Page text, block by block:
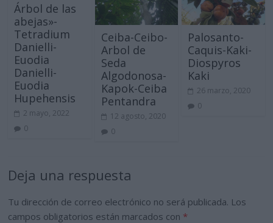
Árbol de las
abejas»-
Tetradium
Danielli-
Euodia
Danielli-
Euodia
Hupehensis
2 mayo, 2022
0
Ceiba-Ceibo-
Arbol de
Seda
Algodonosa-
Kapok-Ceiba
Pentandra
12 agosto, 2020
0
Palosanto-
Caquis-Kaki-
Diospyros
Kaki
26 marzo, 2020
0
Deja una respuesta
Tu dirección de correo electrónico no será publicada. Los
campos obligatorios están marcados con *